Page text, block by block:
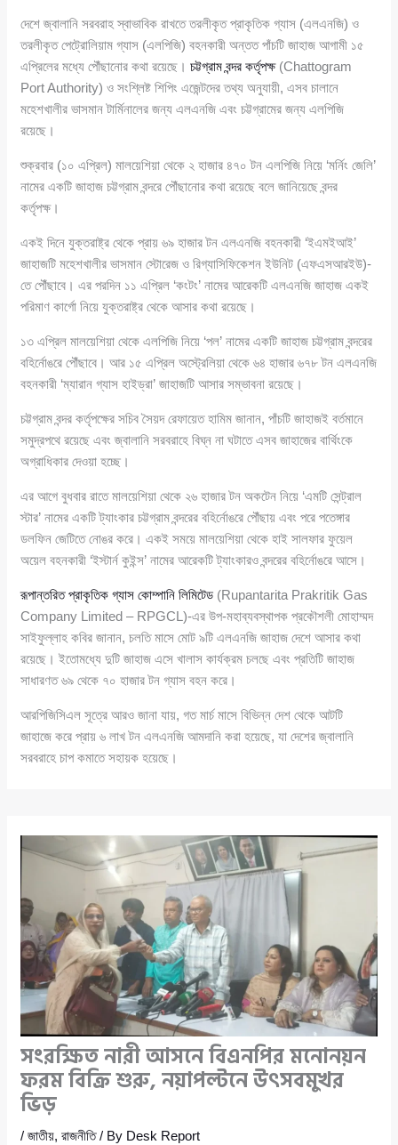
দেশে জ্বালানি সরবরাহ স্বাভাবিক রাখতে তরলীকৃত প্রাকৃতিক গ্যাস (এলএনজি) ও
তরলীকৃত পেট্রোলিয়াম গ্যাস (এলপিজি) বহনকারী অন্তত পাঁচটি জাহাজ আগামী ১৫
এপ্রিলের মধ্যে পৌঁছানোর কথা রয়েছে।চট্টগ্রাম বন্দর কর্তৃপক্ষ(Chattogram
Port Authority) ও সংশ্লিষ্ট শিপিং এজেন্টদের তথ্য অনুযায়ী, এসব চালানে
মহেশখালীর ভাসমান টার্মিনালের জন্য এলএনজি এবং চট্টগ্রামের জন্য এলপিজি
রয়েছে।
শুক্রবার (১০ এপ্রিল) মালয়েশিয়া থেকে ২ হাজার ৪৭০ টন এলপিজি নিয়ে ‘মর্নিং জেলি’
নামের একটি জাহাজ চট্টগ্রাম বন্দরে পৌঁছানোর কথা রয়েছে বলে জানিয়েছে বন্দর
কর্তৃপক্ষ।
একই দিনে যুক্তরাষ্ট্র থেকে প্রায় ৬৯ হাজার টন এলএনজি বহনকারী ‘ইএমইআই’
জাহাজটি মহেশখালীর ভাসমান স্টোরেজ ও রিগ্যাসিফিকেশন ইউনিট (এফএসআরইউ)-
তে পৌঁছাবে। এর পরদিন ১১ এপ্রিল ‘কংটং’ নামের আরেকটি এলএনজি জাহাজ একই
পরিমাণ কার্গো নিয়ে যুক্তরাষ্ট্র থেকে আসার কথা রয়েছে।
১৩ এপ্রিল মালয়েশিয়া থেকে এলপিজি নিয়ে ‘পল’ নামের একটি জাহাজ চট্টগ্রাম বন্দরের
বহির্নোঙরে পৌঁছাবে। আর ১৫ এপ্রিল অস্ট্রেলিয়া থেকে ৬৪ হাজার ৬৭৮ টন এলএনজি
বহনকারী ‘ম্যারান গ্যাস হাইড্রা’ জাহাজটি আসার সম্ভাবনা রয়েছে।
চট্টগ্রাম বন্দর কর্তৃপক্ষের সচিব সৈয়দ রেফায়েত হামিম জানান, পাঁচটি জাহাজই বর্তমানে
সমুদ্রপথে রয়েছে এবং জ্বালানি সরবরাহে বিঘ্ন না ঘটাতে এসব জাহাজের বার্থিংকে
অগ্রাধিকার দেওয়া হচ্ছে।
এর আগে বুধবার রাতে মালয়েশিয়া থেকে ২৬ হাজার টন অকটেন নিয়ে ‘এমটি সেন্ট্রাল
স্টার’ নামের একটি ট্যাংকার চট্টগ্রাম বন্দরের বহির্নোঙরে পৌঁছায় এবং পরে পতেঙ্গার
ডলফিন জেটিতে নোঙর করে। একই সময়ে মালয়েশিয়া থেকে হাই সালফার ফুয়েল
অয়েল বহনকারী ‘ইস্টার্ন কুইন্স’ নামের আরেকটি ট্যাংকারও বন্দরের বহির্নোঙরে আসে।
রূপান্তরিত প্রাকৃতিক গ্যাস কোম্পানি লিমিটেড (Rupantarita Prakritik Gas
Company Limited – RPGCL)-এর উপ-মহাব্যবস্থাপক প্রকৌশলী মোহাম্মদ
সাইফুল্লাহ কবির জানান, চলতি মাসে মোট ৯টি এলএনজি জাহাজ দেশে আসার কথা
রয়েছে। ইতোমধ্যে দুটি জাহাজ এসে খালাস কার্যক্রম চলছে এবং প্রতিটি জাহাজ
সাধারণত ৬৯ থেকে ৭০ হাজার টন গ্যাস বহন করে।
আরপিজিসিএল সূত্রে আরও জানা যায়, গত মার্চ মাসে বিভিন্ন দেশ থেকে আটটি
জাহাজে করে প্রায় ৬ লাখ টন এলএনজি আমদানি করা হয়েছে, যা দেশের জ্বালানি
সরবরাহে চাপ কমাতে সহায়ক হয়েছে।
সংরক্ষিত নারী আসনে বিএনপির মনোনয়ন
ফরম বিক্রি শুরু, নয়াপল্টনে উৎসবমুখর
ভিড়
/জাতীয়,রাজনীতি/ By Desk Report